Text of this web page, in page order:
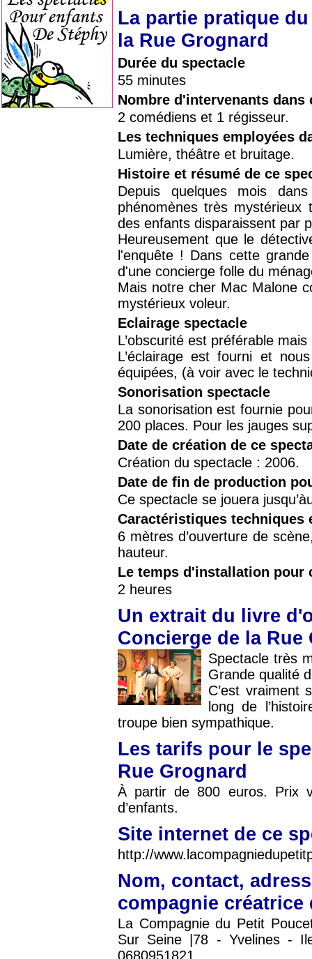
La partie pratique
la Rue Grognard
Durée du spectacle
55 minutes
Nombre d'intervenants dans
2 comédiens et 1 régisseur.
Les techniques employées
Lumière, théâtre et bruitage.
Histoire et résumé de ce
Depuis quelques mois
phénomènes très
des enfants disparaissent par
Heureusement que le
l'enquête ! Dans cette
d'une concierge folle du
Mais notre cher Mac Malone
mystérieux voleur.
Eclairage spectacle
L’obscurité est préférable
L’éclairage est fourni et
équipées, (à voir avec le
Sonorisation spectacle
La sonorisation est fournie
200 places. Pour les jauges
Date de création de ce
Création du spectacle : 2006.
Date de fin de production
Ce spectacle se jouera
Caractéristiques techniques
6 mètres d’ouverture de
hauteur.
Le temps d'installation pour
2 heures
Un extrait du livre
Concierge de la Rue
Spectacle très
Grande qualité
C’est vraiment
long de
troupe bien sympathique.
Les tarifs pour le
Rue Grognard
À partir de 800 euros. Prix
d’enfants.
Site internet de ce
http://
Nom, contact,
compagnie créatrice
La Compagnie du Petit
Sur Seine |78 - Yvelines -
0680951821